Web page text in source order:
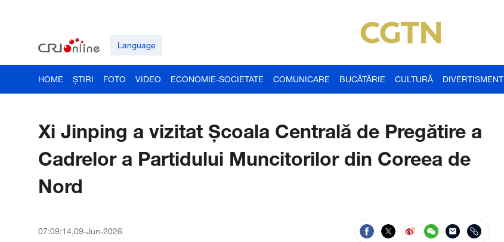
Language
HOME ȘTIRI FOTO VIDEO ECONOMIE-SOCIETATE COMUNICARE BUCĂTĂRIE CULTURĂ DIVERTISMENT
Xi Jinping a vizitat Școala Centrală de Pregătire a
Cadrelor a Partidului Muncitorilor din Coreea de
Nord
07:09:14,09-Jun-2026